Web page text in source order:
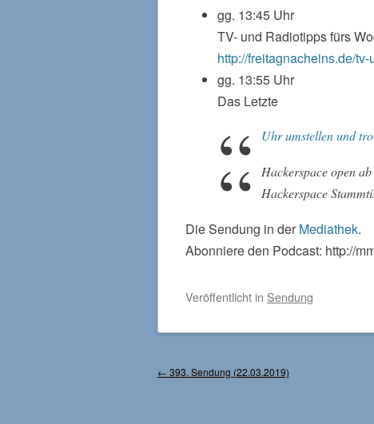
gg. 13:45 Uhr
TV- und Radiotipps fürs
http://freitagnacheins.de/
gg. 13:55 Uhr
Das Letzte
Uhr umstellen und
Hackerspace open
Hackerspace
Die Sendung in derMediathek.
Abonniere den Podcast: http://
Veröffentlicht in Sendung
Beitragsnavigation
← 393. Sendung (22.03.2019)